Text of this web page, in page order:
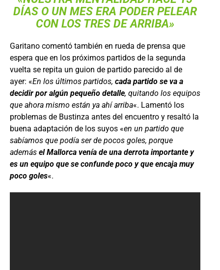
DÍAS O UN MES ERA PODER PELEAR
CON LOS TRES DE ARRIBA»
Garitano comentó también en rueda de prensa que
espera que en los próximos partidos de la segunda
vuelta se repita un guion de partido parecido al de
ayer: «En los últimos partidos, cada partido se va a
decidir por algún pequeño detalle, quitando los equipos
que ahora mismo están ya ahí arriba«. Lamentó los
problemas de Bustinza antes del encuentro y resaltó la
buena adaptación de los suyos «en un partido que
sabíamos que podía ser de pocos goles, porque
además el Mallorca venía de una derrota importante y
es un equipo que se confunde poco y que encaja muy
poco goles«.